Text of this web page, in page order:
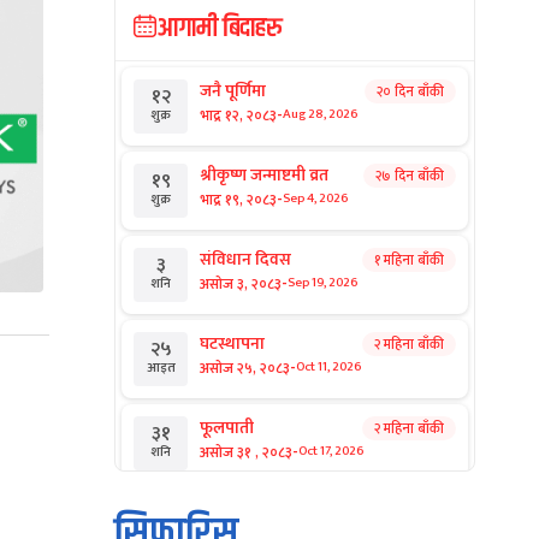
आगामी बिदाहरु
१२
शुक्र
जनै पूर्णिमा
भाद्र १२, २०८३-Aug 28, 2026
२० दिन बाँकी
१९
शुक्र
श्रीकृष्ण जन्माष्टमी व्रत
भाद्र १९, २०८३-Sep 4, 2026
२७ दिन बाँकी
३
शनि
संविधान दिवस
असोज ३, २०८३-Sep 19, 2026
१ महिना बाँकी
२५
आइत
घटस्थापना
असोज २५, २०८३-Oct 11, 2026
२ महिना बाँकी
३१
शनि
फूलपाती
असोज ३१ , २०८३-Oct 17, 2026
२ महिना बाँकी
१ कार्तिक सङ्क्रान्ति